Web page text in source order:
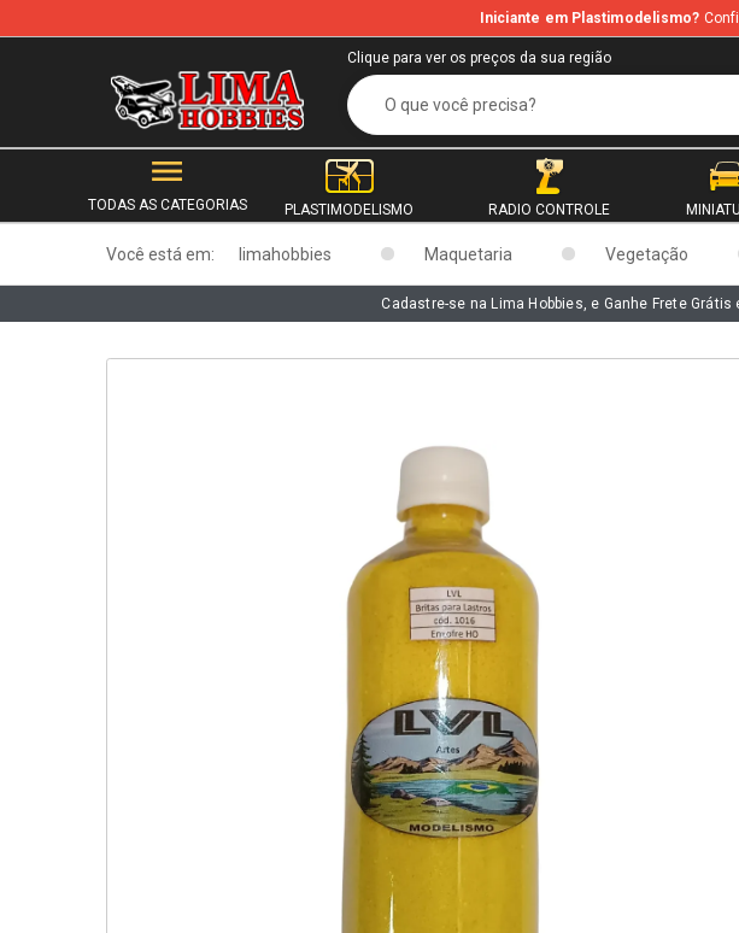
b
Iniciante em Plastimodelismo?
Clique para ver os preços da sua região
TODAS AS CATEGORIAS PLASTIMODELISMO RADIO CONTROLE
Você está em: limahobbies Maquetaria Vegetação
Cadastre-se na Lima Hobbies, e Ganhe Frete